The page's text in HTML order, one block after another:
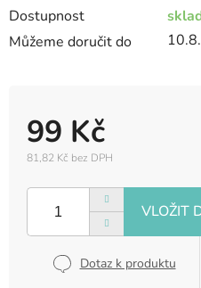
Dostupnost
Můžeme doručit do
99 Kč
81,82 Kč bez DPH
cena:
Dotaz k produktu